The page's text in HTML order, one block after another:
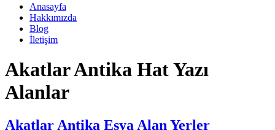
Anasayfa
Hakkımızda
Blog
İletişim
Akatlar Antika Hat Yazı
Alanlar
Akatlar Antika Eşya Alan Yerler